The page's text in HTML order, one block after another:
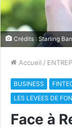
Crédits : Starling
Accueil /
BUSINESS
LES LEVEES DE
Face à